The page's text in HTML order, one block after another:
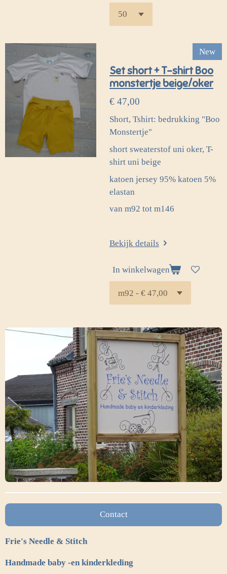
New
Set short + T-shirt Boo
monstertje beige/oker
€ 47,00
Short, Tshirt: bedrukking "Boo
Monstertje"
short sweaterstof uni oker, T-
shirt uni beige
katoen jersey 95% katoen 5%
elastan
van m92 tot m146
Bekijk details
In winkelwagen
Contact
Frie's Needle & Stitch
Handmade baby -en kinderkleding